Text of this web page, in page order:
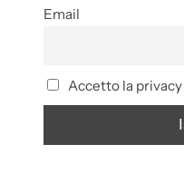
Email
Accetto la